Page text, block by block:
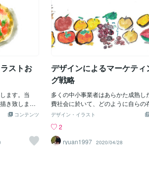
ますね。とはいえ、限られた文字
ある程度わかってもらう必要もあり
ンスが問われるところなのかもしれ
ん
選べるよ
り方に配慮
わるミニ情
テ」は、地
アイコンと
ィやこだわ
相性も視覚
レッソハイ
性バツグ
出しで明示
います。"ド
、お店の世
ていて楽し
像できる」
の方は、ぜ
ストお
ます。当
き致しま
こりした感
させていた
しました
致します！
コンテンツ
デザインによるマーケティ
グ戦略
多くの中小事業者はあらかた成熟し
費社会に於いて、どのように自らの
意義(レゾンデートル)を確立してい
種、年齢や男女の違いなどといった
のマーケティング手法がだんだん通
ないようになってきたと思えます。
デザイン・イラスト
2
ryuan1997 2020/04/28